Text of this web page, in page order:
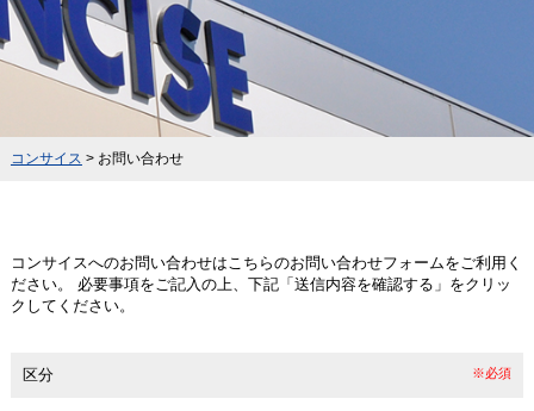
コンサイス > お問い合わせ
コンサイスへのお問い合わせはこちらのお問い合わせフォームをご利用く
ださい。
必要事項をご記入の上、下記「送信内容を確認する」をクリッ
クしてください。
区分 ※必須